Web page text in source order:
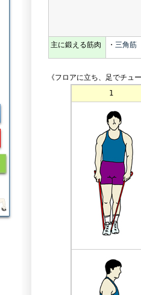
主に鍛える筋肉 ・ 三角筋
《フロアに立ち、足でチュ
1